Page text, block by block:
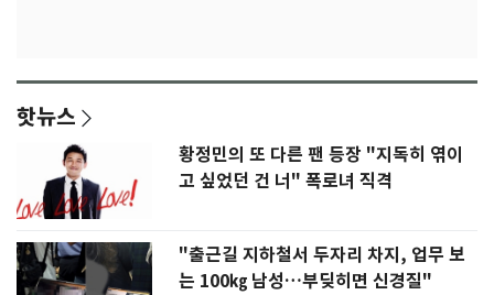
핫뉴스
황정민의 또 다른 팬 등장 "지독히 엮이
고 싶었던 건 너" 폭로녀 직격
"출근길 지하철서 두자리 차지, 업무 보
는 100㎏ 남성…부딪히면 신경질"